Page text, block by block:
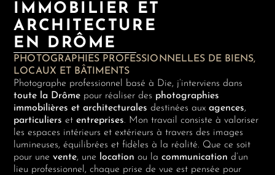
IMMOBILIER ET
ARCHITECTURE
EN DRÔME
PHOTOGRAPHIES PROFESSIONNELLES DE BIENS,
LOCAUX ET BÂTIMENTS
Photographe professionnel basé à Die, j’interviens dans
toute la Drôme pour réaliser des photographies
immobilières et architecturales destinées auxagences,
particuliers etentreprises. Mon travail consiste à valoriser
les espaces intérieurs et extérieurs à travers des images
lumineuses, équilibrées et fidèles à la réalité. Que ce soit
pour unevente, une location ou lacommunication d’un
lieu professionnel, chaque prise de vue est pensée pour